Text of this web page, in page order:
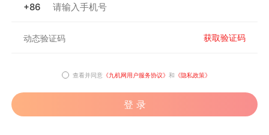
+86
获取验证码
查看并同意 《九机网用户服务协议》 和 《隐私政策》
登 录